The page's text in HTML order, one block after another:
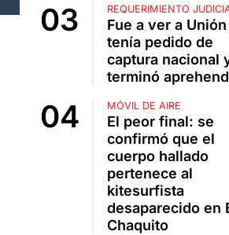
REQUERIMIENTO
Fue a ver a
tenía pedido de
captura nacional
terminó
MÓVIL DE AIRE
El peor final: se
confirmó que el
cuerpo hallado
pertenece al
kitesurfista
desaparecido en
Chaquito